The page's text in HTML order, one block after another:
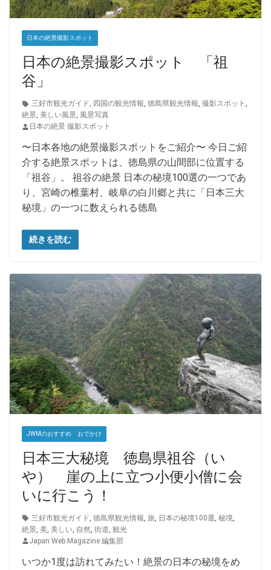
日本の絶景撮影スポット
日本の絶景撮影スポット 「祖
谷」
三好市観光ガイド, 四国の観光情報, 徳島県観光情報, 撮影スポット ,
絶景, 美しい風景, 風景写真
日本の絶景 撮影スポット
〜日本各地の絶景撮影スポットをご紹介〜 今日ご紹
介する絶景スポットは、徳島県の山間部に位置する
「祖谷」。 祖谷の絶景 日本の秘境100選の一つであ
り、宮崎の椎葉村、岐阜の白川郷と共に「日本三大
秘境」の一つに数えられる徳島
続きを読む
JWMのおすすめ おでかけ
日本三大秘境 徳島県祖谷（い
や） 崖の上に立つ小便小僧に会
いに行こう！
三好市観光ガイド 徳島県観光情報 旅 日本の秘境100選 秘境
絶景 美 美しい 自然 街道 観光
Japan Web Magazine 編集部
いつか1度は訪れてみたい！絶景の日本の秘境をめ